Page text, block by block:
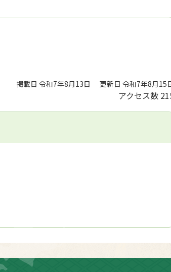
掲載日 令和7年8月13日 更新日 令和7年8月15
アクセス数